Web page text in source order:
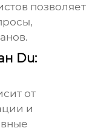
позволяет
Du:
от
и